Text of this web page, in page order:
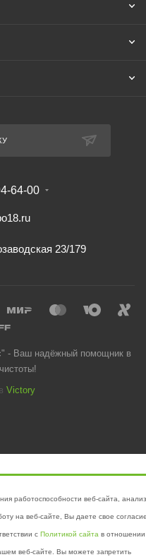
64-00
23/179
- Ваш надёжный помощник в
Victory
работоспособности веб-сайта,
на веб-сайте, Вы даете свое
с Политикой сайта в отношении
веб-сайте. Вы можете запретить